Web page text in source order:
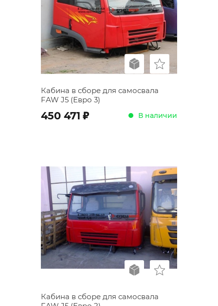
Кабина в сборе для самосвала
FAW J5 (Евро 3)
450 471 ; В наличии
Кабина в сборе для самосвала